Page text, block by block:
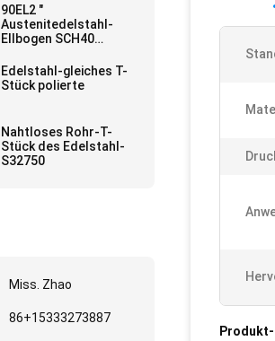
90EL2 "
Austenitedelstahl-
Ellbogen SCH40
Edelstahl-gleiches T-
Stück polierte
Nahtloses Rohr-T-
Stück des Edelstahl-
S32750
Miss. Zhao
86+15333273887